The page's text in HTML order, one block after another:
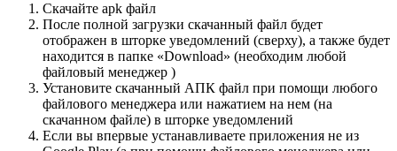
Скачайте apk файл
После полной загрузки скачанный файл будет
отображен в шторке уведомлений (сверху), а также будет
находится в папке «Download» (необходим любой
файловый менеджер )
Установите скачанный АПК файл при помощи любого
файлового менеджера или нажатием на нем (на
скачанном файле) в шторке уведомлений
Если вы впервые устанавливаете приложения не из